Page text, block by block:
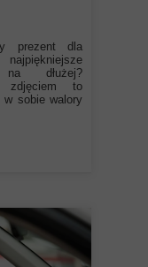
prezent dla
dłużej?
zdjęciem to
w sobie walory